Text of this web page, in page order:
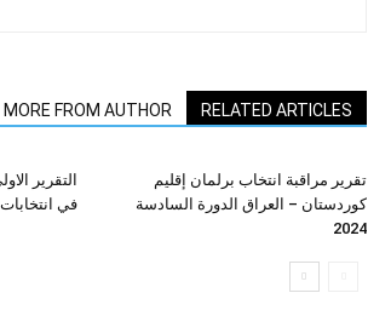
RELATED ARTICLES
MORE FROM AUTHOR
التقرير
في انتخابات
تقرير مراقبة انتخاب برلمان إقليم
كوردستان – العراق الدورة السادسة
2024